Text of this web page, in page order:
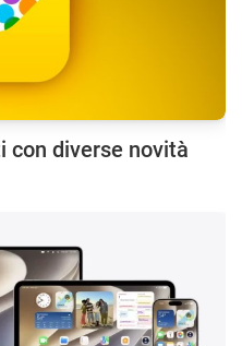
con diverse novità